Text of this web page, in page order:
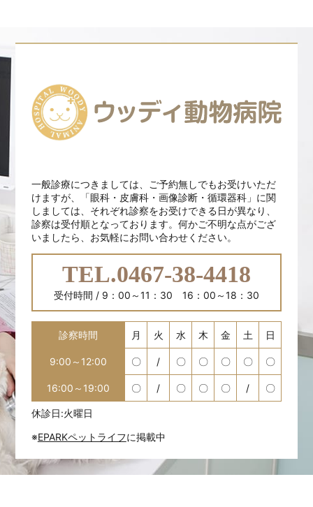
一般診療につきましては、ご予約無しでもお受けいただ
けますが、「眼科・皮膚科・画像診断・循環器科」に関
しましては、それぞれ診察をお受けできる日が異なり、
診察は受付順となっております。何かご不明な点がござ
いましたら、お気軽にお問い合わせください。
TEL.0467-38-4418
受付時間 / 9：00～11：30 16：00～18：30
診察時間 月 火 水 木 金 土 日
9:00～12:00 〇 / 〇 〇 〇 〇 〇
16:00～19:00 〇 / 〇 〇 〇 / 〇
休診日:火曜日
※EPARKペットライフに掲載中